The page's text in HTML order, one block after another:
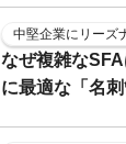
中堅企業にリーズ
なぜ複雑な
に最適な「名